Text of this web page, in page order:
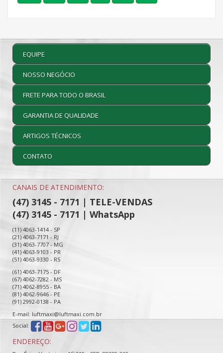
EQUIPE
NOSSO NEGÓCIO
FRETE PARA TODO O BRASIL
GARANTIA DE QUALIDADE
ARTIGOS TÉCNICOS
CONTATO
CANAIS DE ATENDIMENTO:
(47) 3145 - 7171 | TELE-VENDAS
(47) 3145 - 7171 | WhatsApp
(11) 4063-1414 - SP
(21) 4063-7171 - RJ
(31) 4063-7707 - MG
(41) 4063-9103 - PR
(51) 4063-9330 - RS
(61) 4063-7175 - DF
(67) 4062-7282 - MS
(71) 4062-8955 - BA
(81) 4062-9646 - PE
(91) 2992-0138 - PA
E-mail: luftmaxi@luftmaxi.com.br
Social:
ENDEREÇO: